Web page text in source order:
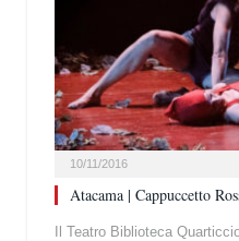
10/11/2016
Atacama | Cappuccetto
Il Teatro Biblioteca